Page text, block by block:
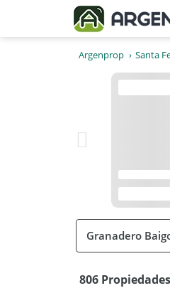
Argenprop Santa
806